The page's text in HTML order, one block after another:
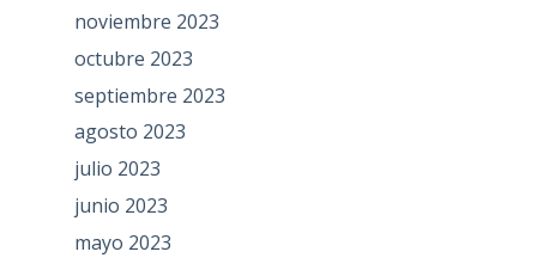
noviembre 2023
octubre 2023
septiembre 2023
agosto 2023
julio 2023
junio 2023
mayo 2023